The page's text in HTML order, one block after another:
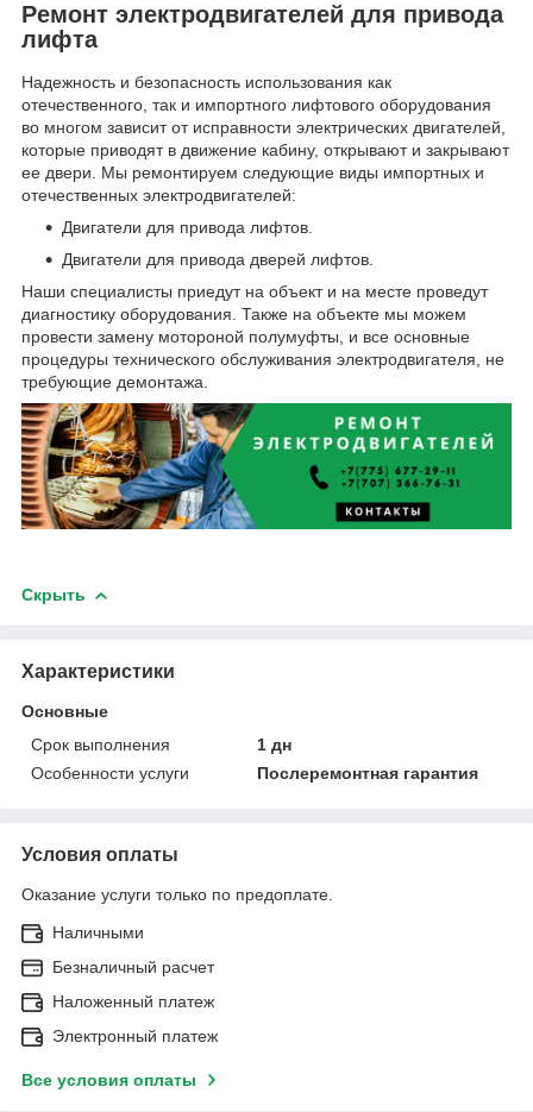
Ремонт электродвигателей для привода
лифта
Надежность и безопасность использования как
отечественного, так и импортного лифтового оборудования
во многом зависит от исправности электрических двигателей,
которые приводят в движение кабину, открывают и закрывают
ее двери. Мы ремонтируем следующие виды импортных и
отечественных электродвигателей:
Двигатели для привода лифтов.
Двигатели для привода дверей лифтов.
Наши специалисты приедут на объект и на месте проведут
диагностику оборудования. Также на объекте мы можем
провести замену мотороной полумуфты, и все основные
процедуры технического обслуживания электродвигателя, не
требующие демонтажа.
Скрыть
Характеристики
Основные
Срок выполнения
1 дн
Особенности услуги
Послеремонтная гарантия
Условия оплаты
Оказание услуги только по предоплате.
Наличными
Безналичный расчет
Наложенный платеж
Электронный платеж
Все условия оплаты